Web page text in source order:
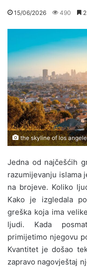
15/06/2026 490
the skyline of los
Jedna od najčešćih
razumijevanju islama
na brojeve. Koliko
Kako je izgledala
greška koja ima
ljudi. Kada
primijetimo njegovu
Kvantitet je došao
zapravo nagovještaj